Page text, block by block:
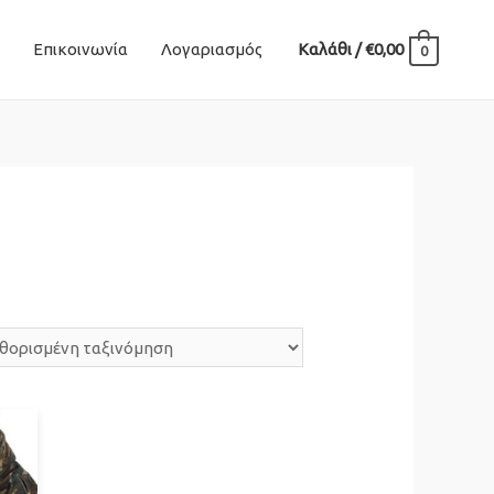
Επικοινωνία Λογαριασμός Καλάθι/€0,00 0